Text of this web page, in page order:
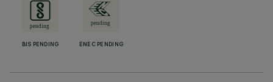
BIS PENDING ENEC PENDING